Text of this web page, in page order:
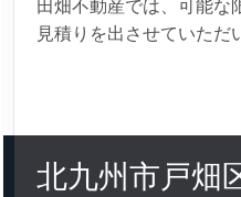
田畑不動産では、可能な
見積りを出させていただ
北九州市戸畑